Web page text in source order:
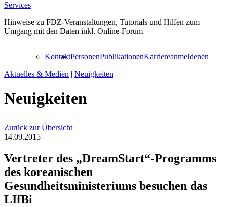
Services
Hinweise zu FDZ-Veranstaltungen, Tutorials und Hilfen zum
Umgang mit den Daten inkl. Online-Forum
KontaktPersonenPublikationenKarriereanmeldenen
Aktuelles & Medien | Neuigkeiten
Neuigkeiten
Zurück zur Übersicht
14.09.2015
Vertreter des „DreamStart“-Programms
des koreanischen
Gesundheitsministeriums besuchen das
LIfBi